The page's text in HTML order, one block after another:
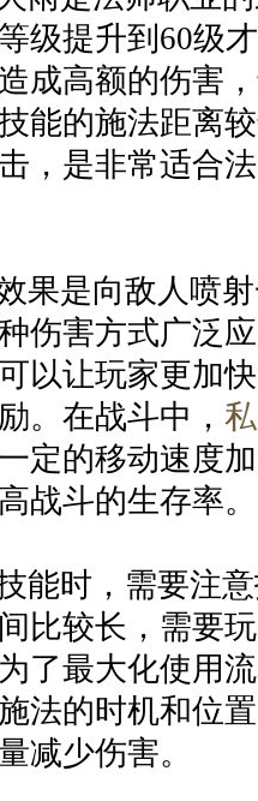
级提升到60级
成高额的伤害
能的施法距离
，是非常适合
果是向敌人喷
伤害方式广泛
以让玩家更加
。在战斗中，
定的移动速度
战斗的生存率。
能时，需要注
比较长，需要
了最大化使用
法的时机和位
减少伤害。